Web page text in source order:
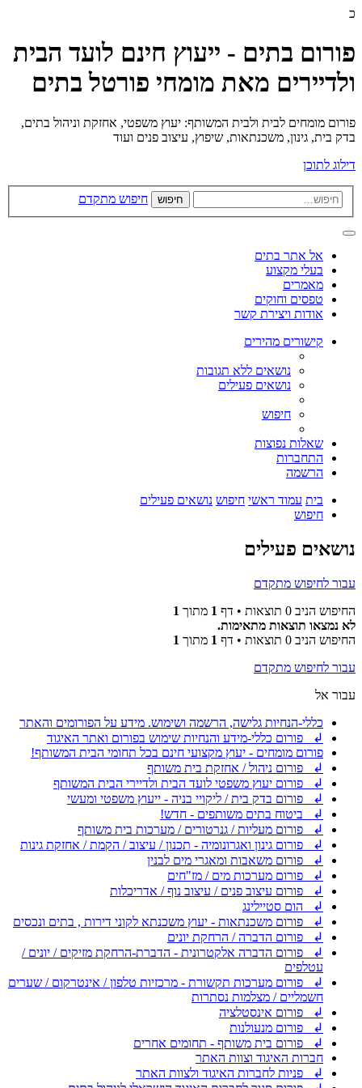
כ
פורום בתים - ייעוץ חינם לועד הבית
ולדיירים מאת מומחי פורטל בתים
פורום מומחים לבית ולבית המשותף: יעוץ משפטי, אחזקת וניהול בתים,
בדק בית, גינון, משכנתאות, שיפוץ, עיצוב פנים ועוד
דילוג לתוכן
חיפוש חיפוש מתקדם
אל אתר בתים
בעלי מקצוע
מאמרים
טפסים וחוקים
אודות ויצירת קשר
קישורים מהירים
נושאים ללא תגובות
נושאים פעילים
חיפוש
שאלות נפוצות
התחברות
הרשמה
בית עמוד ראשי חיפוש נושאים פעילים
חיפוש
נושאים פעילים
עבור לחיפוש מתקדם
החיפוש הניב 0 תוצאות • דף
1 מתוך 1
לא נמצאו תוצאות מתאימות.
החיפוש הניב 0 תוצאות • דף
1 מתוך 1
עבור לחיפוש מתקדם
עבור אל
כללי-הנחיות גלישה, הרשמה ושימוש. מידע על הפורומים והאתר
↲ פורום כללי-מידע והנחיות שימוש בפורום ואתר האיגוד
פורום מומחים - יעוץ מקצועי חינם בכל תחומי הבית המשותף!
↲ פורום ניהול / אחזקת בית משותף
↲ פורום יעוץ משפטי לועד הבית ולדיירי הבית המשותף
↲ פורום בדק בית / ליקויי בניה - ייעוץ משפטי ומעשי
↲ ביטוח בתים משותפים - חדש!
↲ פורום מעליות / גנרטורים / מערכות בית משותף
↲ פורום גינון ואגרונומיה - תכנון / עיצוב / הקמת / אחזקת גינות
↲ פורום משאבות ומאגרי מים לבנין
↲ פורום מערכות מים / מז"חים
↲ פורום עיצוב פנים / עיצוב נוף / אדריכלות
↲ הום סטיילינג
↲ פורום משכנתאות - יעוץ משכנתא לקוני דירות , בתים ונכסים
↲ פורום הדברה / הרחקת יונים
↲ פורום הדברה אלקטרונית - הדברת-הרחקת מזיקים / יונים /
עטלפים
↲ פורום מערכות תקשורת - מרכזיות טלפון / אינטרקום / שערים
חשמליים / מצלמות נסתרות
↲ פורום אינסטלציה
↲ פורום מנעולנות
↲ פורום בית משותף - תחומים אחרים
חברות האיגוד וצוות האתר
↲ פניות לחברות האיגוד ולצוות האתר